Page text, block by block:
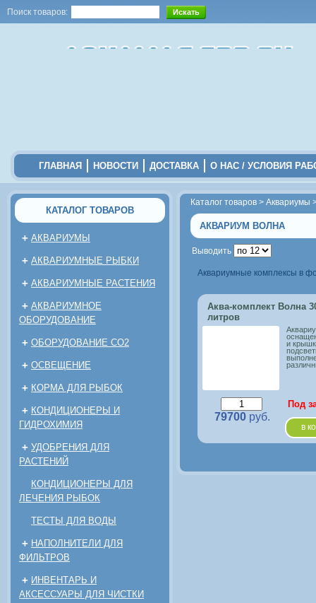
Поиск товаров:
ГЛАВНАЯ НОВОСТИ ДОСТАВКА О НАС / УСЛОВИЯ
КАТАЛОГ ТОВАРОВ
+ АКВАРИУМЫ
+ АКВАРИУМНЫЕ РЫБКИ
+ АКВАРИУМНЫЕ РАСТЕНИЯ
+ АКВАРИУМНОЕ
ОБОРУДОВАНИЕ
+ ОБОРУДОВАНИЕ CO2
+ ОСВЕЩЕНИЕ
+ КОРМА ДЛЯ РЫБОК
+ КОНДИЦИОНЕРЫ И
ГИДРОХИМИЯ
+ УДОБРЕНИЯ ДЛЯ
РАСТЕНИЙ
КОНДИЦИОНЕРЫ ДЛЯ
ЛЕЧЕНИЯ РЫБОК
ТЕСТЫ ДЛЯ ВОДЫ
+ НАПОЛНИТЕЛИ ДЛЯ
ФИЛЬТРОВ
+ ИНВЕНТАРЬ И
АКСЕССУАРЫ ДЛЯ ЧИСТКИ
Каталог товаров > Аквариумы
АКВАРИУМ ВОЛНА
Выводить
Аквариумные комплексы в
Аква-комплект Волна
литров
и
79700руб.
Под
в